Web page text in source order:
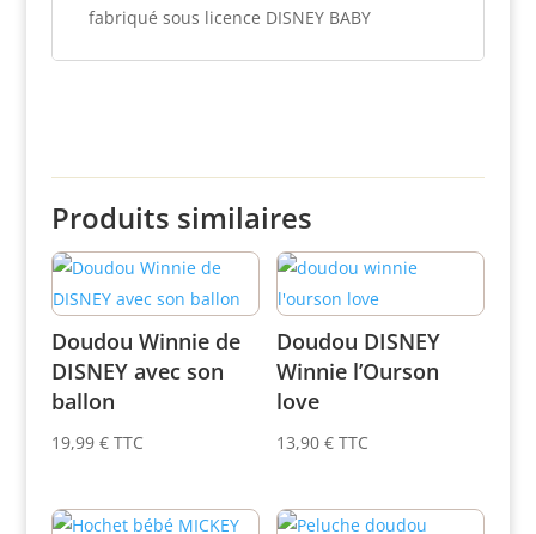
fabriqué sous licence DISNEY BABY
Produits similaires
Doudou Winnie de
DISNEY avec son
ballon
19,99 € TTC
Doudou DISNEY
Winnie l’Ourson
love
13,90€ TTC